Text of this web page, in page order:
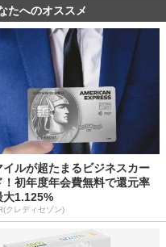
たへのオススメ
イルが超たまるビジネスカー
！初年度年会費無料で還元率
大1.125%
クレディセゾン)